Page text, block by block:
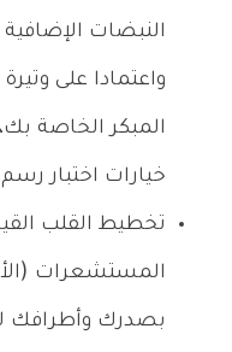
النبضات
واعتمادا على
المبكر الخاصة
خيارات اختبار
تخطيط القلب
المستشعرات
بصدرك وأطرافك